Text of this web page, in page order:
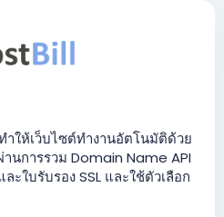
ให้เว็บไซต์ทำงานอัตโนมัติด้วย
นการรวม Domain Name API
ใบรับรอง SSL และใช้ตัวเลือก